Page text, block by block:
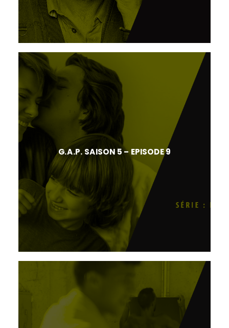
G.A.P. SAISON 5 – EPISODE 9